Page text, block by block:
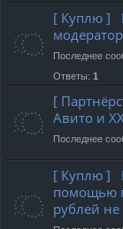
[ Куплю ]
Последнее
Ответы: 1
[
Авито и
Последнее
[ Куплю ]
помощью
рублей